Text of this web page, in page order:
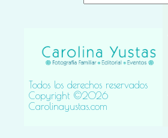
Todos los derechos reservados
Copyright ©2026
Carolinayustas.com